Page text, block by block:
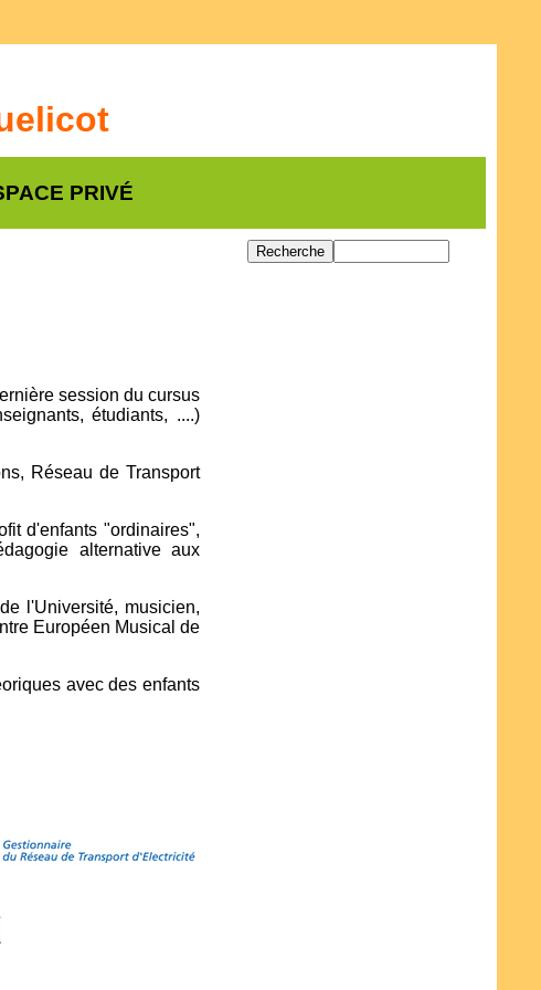
PRIVÉ
session du cursus
étudiants, ....)
Réseau de Transport
d'enfants "ordinaires",
alternative aux
l'Université, musicien,
Européen Musical de
avec des enfants